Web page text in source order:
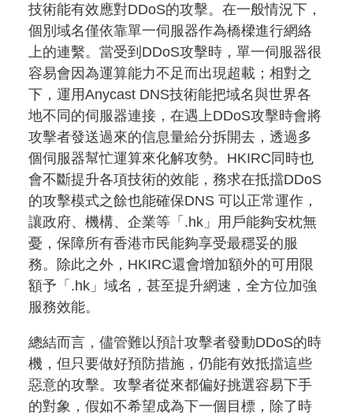
技術能有效應對DDoS的攻擊。在一般情況下，
個別域名僅依靠單一伺服器作為橋樑進行網絡
上的連繫。當受到DDoS攻擊時，單一伺服器很
容易會因為運算能力不足而出現超載；相對之
下，運用Anycast DNS技術能把域名與世界各
地不同的伺服器連接，在遇上DDoS攻擊時會將
攻擊者發送過來的信息量給分拆開去，透過多
個伺服器幫忙運算來化解攻勢。HKIRC同時也
會不斷提升各項技術的效能，務求在抵擋DDoS
的攻擊模式之餘也能確保DNS 可以正常運作，
讓政府、機構、企業等「.hk」用戶能夠安枕無
憂，保障所有香港市民能夠享受最穩妥的服
務。除此之外，HKIRC還會增加額外的可用限
額予「.hk」域名，甚至提升網速，全方位加強
服務效能。
總結而言，儘管難以預計攻擊者發動DDoS的時
機，但只要做好預防措施，仍能有效抵擋這些
惡意的攻擊。攻擊者從來都偏好挑選容易下手
的對象，假如不希望成為下一個目標，除了時